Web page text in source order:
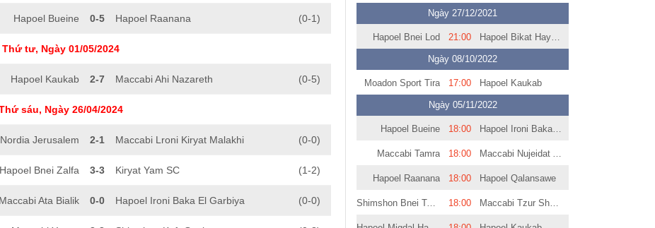
Hapoel Bueine 0-5 Hapoel Raanana (0-1)
Thứ tư, Ngày 01/05/2024
Hapoel Kaukab 2-7 Maccabi Ahi Nazareth (0-5)
sáu, Ngày 26/04/2024
Jerusalem 2-1 Maccabi Lroni Kiryat Malakhi (0-0)
Hapoel Bnei Zalfa 3-3 Kiryat Yam SC (1-2)
Maccabi Ata Bialik 0-0 Hapoel Ironi Baka El Garbiya (0-0)
Ngày 27/12/2021
Hapoel Bnei Lod 21:00 Hapoel Bikat Hayarden
Ngày 08/10/2022
Moadon Sport Tira 17:00 Hapoel Kaukab
Ngày 05/11/2022
Hapoel Bueine 18:00 Hapoel Ironi Baka El Garbiya
Maccabi Tamra 18:00 Maccabi Nujeidat Ahmed
Hapoel Raanana 18:00 Hapoel Qalansawe
Shimshon Bnei Tayibe 18:00 Maccabi Tzur Shalom